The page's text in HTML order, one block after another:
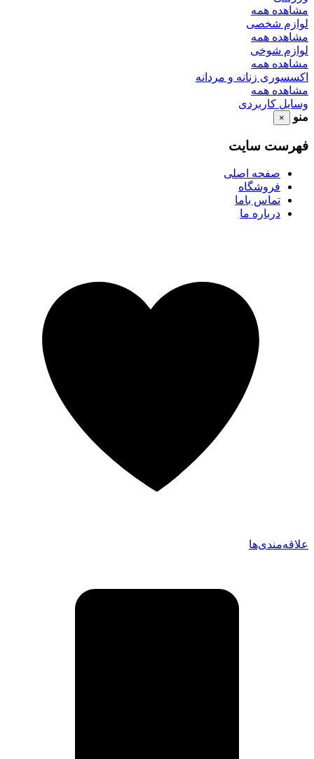
مشاهده همه
لوازم شخصی
مشاهده همه
لوازم شوخی
مشاهده همه
اکسسوری زنانه و مردانه
مشاهده همه
وسایل کاربردی
منو
×
فهرست سایت
صفحه اصلی
فروشگاه
تماس باما
درباره ما
علاقه‌مندی‌ها